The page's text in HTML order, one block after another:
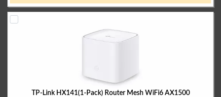
TP-Link HX141(1-Pack) Router Mesh WiFi6 AX1500